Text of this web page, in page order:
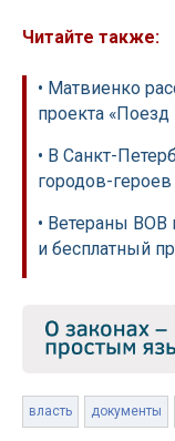
Читайте также:
• Матвиенко
проекта
• В Санкт-
городов-героев
• Ветераны ВОВ
и бесплатный
власть документы